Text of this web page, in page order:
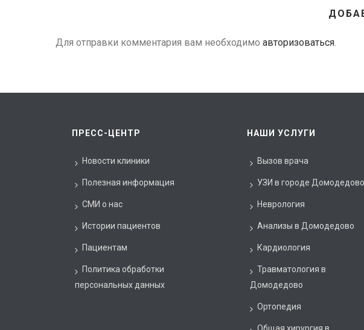
Для отправки комментария вам необходимо авторизоваться.
ПРЕСС-ЦЕНТР
Новости клиники
Полезная информация
СМИ о нас
Истории пациентов
Пациентам
Политика обработки
персональных данных
НАШИ УСЛУГИ
Вызов врача
УЗИ в городе Домодедово
Неврология
Анализы в Домодедово
Кардиология
Травматология в
Домодедово
Ортопедия